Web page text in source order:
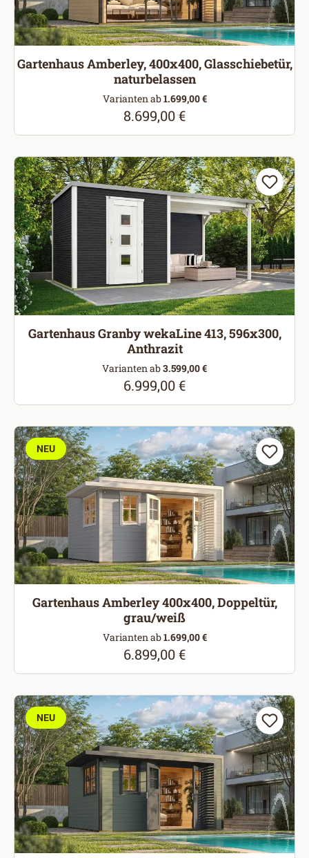
Gartenhaus Amberley, 400x400, Glasschiebetür,
naturbelassen
Varianten ab1.699,00 €
Regulärer Preis:
8.699,00 €
Gartenhaus Granby wekaLine 413, 596x300,
Anthrazit
Varianten ab3.599,00 €
Regulärer Preis:
6.999,00 €
NEU
Gartenhaus Amberley 400x400, Doppeltür,
grau/weiß
Varianten ab1.699,00 €
Regulärer Preis:
6.899,00 €
NEU